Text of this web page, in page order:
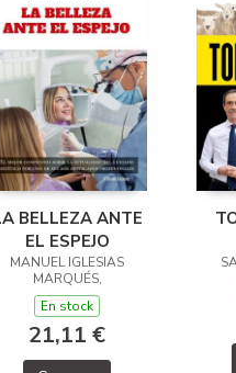
BELLEZA ANTE
EL ESPEJO
MANUEL IGLESIAS
MARQUÉS,
En stock
21,11 €